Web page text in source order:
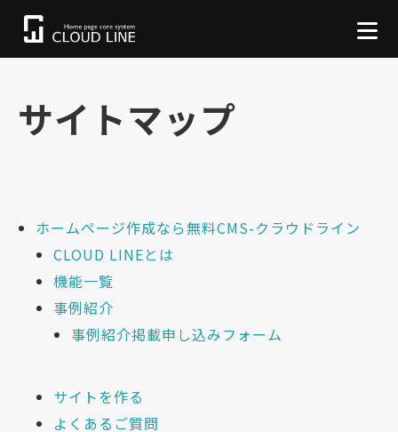
サイトマップ
ホームページ作成なら無料CMS-クラウドライン
CLOUD LINEとは
機能一覧
事例紹介
事例紹介掲載申し込みフォーム
サイトを作る
よくあるご質問